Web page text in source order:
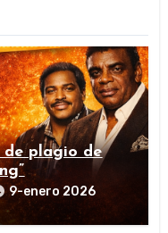
de plagio de
9-enero 2026